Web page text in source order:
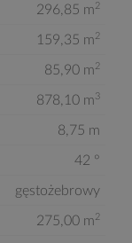
296,85 m2
159,35 m2
85,90 m2
878,10 m3
8,75 m
42 °
gęstożebrowy
275,00 m2